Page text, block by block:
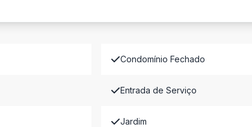
Condomínio Fechado
Entrada de Serviço
Jardim